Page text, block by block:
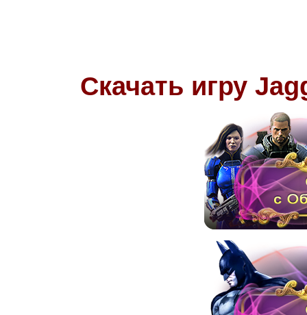
Скачать игру